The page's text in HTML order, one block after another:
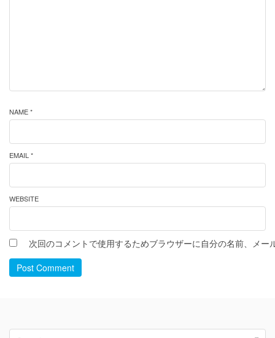
NAME *
EMAIL *
WEBSITE
次回のコメントで使用するためブラウザーに自分の名前、メー
Post Comment